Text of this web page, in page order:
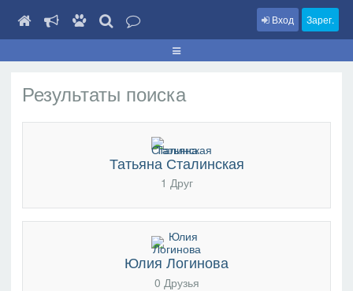
Вход Зарег.
Результаты поиска
Татьяна Сталинская
1 Друг
Юлия Логинова
0 Друзья